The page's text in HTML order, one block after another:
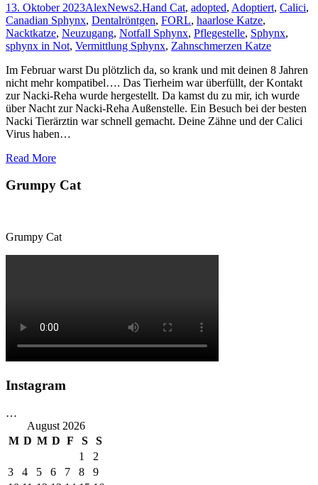
13. Oktober 2023AlexNews2.Hand Cat, adopted, Adoptiert, Calici,
Canadian Sphynx, Dentalröntgen, FORL, haarlose Katze,
Nacktkatze, Neuzugang, Notfall Sphynx, Pflegestelle, Sphynx,
sphynx in Not, Vermittlung Sphynx, Zahnschmerzen Katze
Im Februar warst Du plötzlich da, so krank und mit deinen 8 Jahren
nicht mehr kompatibel…. Das Tierheim war überfüllt, der Kontakt
zur Nacki-Reha wurde hergestellt. Da kamst du zu mir, ich wurde
über Nacht zur Nacki-Reha Außenstelle. Ein Besuch bei der besten
Nacki Tierärztin war schnell gemacht. Deine Zähne und der Calici
Virus haben…
Read More
Grumpy Cat
Grumpy Cat
Instagram
…
August 2026
M D M D F S
S
1
2
3
4 5 6 7 8
9